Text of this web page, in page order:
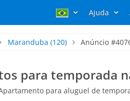
Ajuda
Maranduba (120) Anúncio
para temporada
para aluguel de